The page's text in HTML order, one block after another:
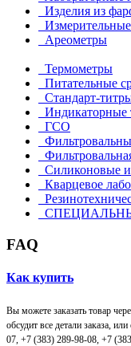
Изделия из
Ареометры
Термометры
Питательные
Стандарт-
Индикаторные
ГСО
Силиконовые
Кварцевое
FAQ
Как купить
Вы можете заказать товар
обсудит все детали заказа,
07, +7 (383) 289-98-08, +7